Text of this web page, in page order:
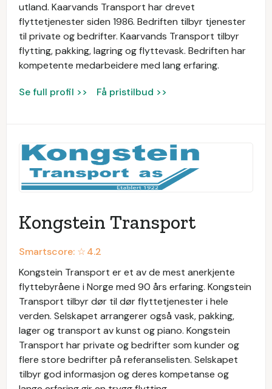
utland. Kaarvands Transport har drevet
flyttetjenester siden 1986. Bedriften tilbyr tjenester
til private og bedrifter. Kaarvands Transport tilbyr
flytting, pakking, lagring og flyttevask. Bedriften har
kompetente medarbeidere med lang erfaring.
Se full profil >> Få pristilbud >>
Kongstein Transport
Smartscore: ☆4.2
Kongstein Transport er et av de mest anerkjente
flyttebyråene i Norge med 90 års erfaring. Kongstein
Transport tilbyr dør til dør flyttetjenester i hele
verden. Selskapet arrangerer også vask, pakking,
lager og transport av kunst og piano. Kongstein
Transport har private og bedrifter som kunder og
flere store bedrifter på referanselisten. Selskapet
tilbyr god informasjon og deres kompetanse og